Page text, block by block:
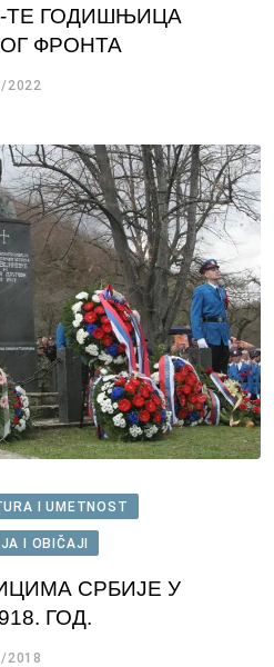
ТЕ ГОДИШЊИЦА
ФРОНТА
2022
I UMETNOST
I OBIČAJI
СРБИЈЕ У
ГОД.
2018